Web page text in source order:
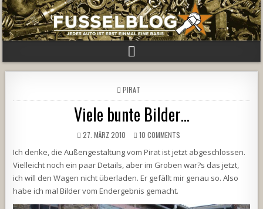
POSTED
IN
PIRAT
Viele bunte Bilder…
27. MÄRZ 2010 10 COMMENTS
Ich denke, die Außengestaltung vom Pirat ist jetzt abgeschlossen.
Vielleicht noch ein paar Details, aber im Groben war?s das jetzt,
ich will den Wagen nicht überladen. Er gefällt mir genau so. Also
habe ich mal Bilder vom Endergebnis gemacht.